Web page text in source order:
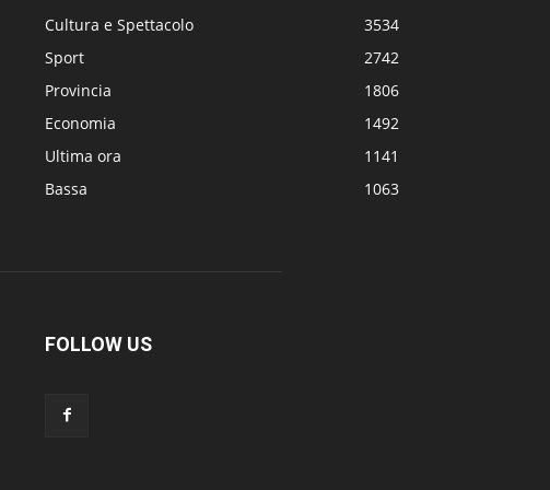
Cultura e Spettacolo
3534
Sport
2742
Provincia
1806
Economia
1492
Ultima ora
1141
Bassa
1063
FOLLOW US